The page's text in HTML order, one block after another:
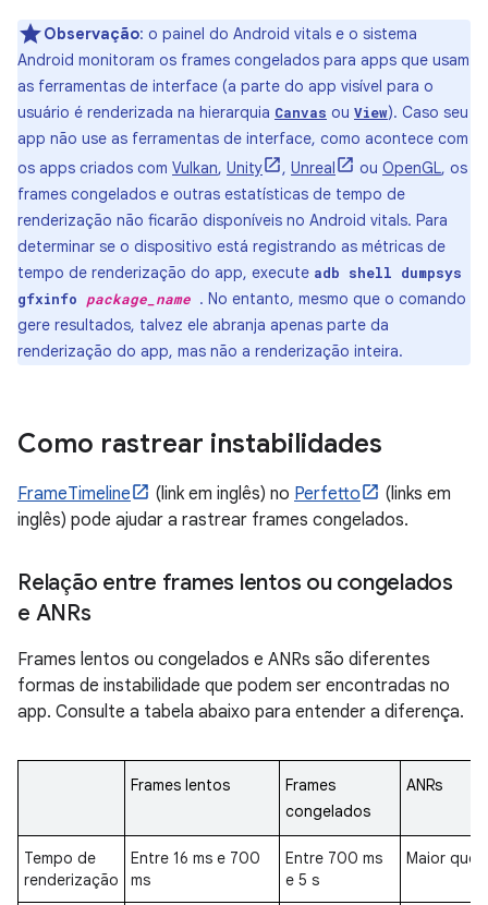
Observação: o painel do Android vitals e o sistema
Android monitoram os frames congelados para apps que usam
as ferramentas de interface (a parte do app visível para o
usuário é renderizada na hierarquia Canvas ou View). Caso seu
app não use as ferramentas de interface, como acontece com
os apps criados com Vulkan, Unity , Unreal ou OpenGL, os
frames congelados e outras estatísticas de tempo de
renderização não ficarão disponíveis no Android vitals. Para
determinar se o dispositivo está registrando as métricas de
tempo de renderização do app, execute adb shell dumpsys
gfxinfo package_name . No entanto, mesmo que o comando
gere resultados, talvez ele abranja apenas parte da
renderização do app, mas não a renderização inteira.
Como rastrear instabilidades
FrameTimeline (link em inglês) no Perfetto
(links em
inglês) pode ajudar a rastrear frames congelados.
Relação entre frames lentos ou congelados
e ANRs
Frames lentos ou congelados e ANRs são diferentes
formas de instabilidade que podem ser encontradas no
app. Consulte a tabela abaixo para entender a diferença.
Frames lentos
Frames
congelados
ANRs
Tempo de
renderização
Entre 16 ms e 700
ms
Entre 700 ms
e 5 s
Maior que